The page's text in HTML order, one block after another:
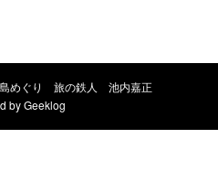
めぐり 旅の鉄人 池内嘉正
byGeeklog